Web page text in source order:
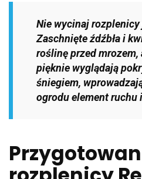
Nie wycinaj
Zaschnięte źdźbła i
roślinę przed mrozem,
pięknie wyglądają
śniegiem,
ogrodu element ruchu